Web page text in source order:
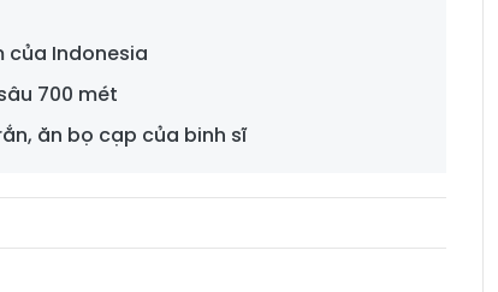
của Indonesia
700 mét
ăn bọ cạp của binh sĩ